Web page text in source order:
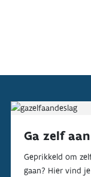
Ga zelf
Geprikkeld om
gaan? Hier vind